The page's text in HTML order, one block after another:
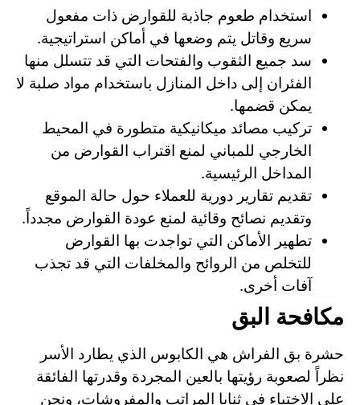
استخدام طعوم جاذبة للقوارض ذات مفعول
سريع وقاتل يتم وضعها في أماكن استراتيجية.
سد جميع الثقوب والفتحات التي قد تتسلل منها
الفئران إلى داخل المنازل باستخدام مواد صلبة لا
يمكن قضمها.
تركيب مصائد ميكانيكية متطورة في المحيط
الخارجي للمباني لمنع اقتراب القوارض من
المداخل الرئيسية.
تقديم تقارير دورية للعملاء حول حالة الموقع
وتقديم نصائح وقائية لمنع عودة القوارض مجدداً.
تطهير الأماكن التي تواجدت بها القوارض
للتخلص من الروائح والمخلفات التي قد تجذب
آفات أخرى.
مكافحة البق
حشرة بق الفراش هي الكابوس الذي يطارد الأسر
نظراً لصعوبة رؤيتها بالعين المجردة وقدرتها الفائقة
على الاختباء في ثنايا المراتب والمفروشات، ونحن